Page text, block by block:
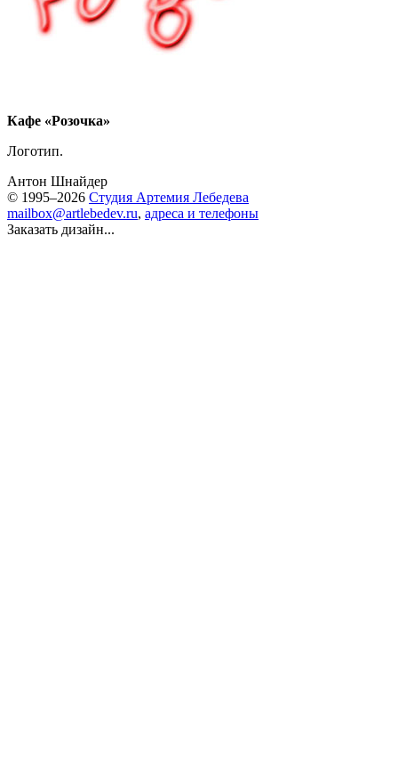
Кафе «Розочка»
Логотип.
Антон Шнайдер
© 1995–2026 Студия Артемия Лебедева
mailbox@artlebedev.ru, адреса и телефоны
Заказать дизайн...